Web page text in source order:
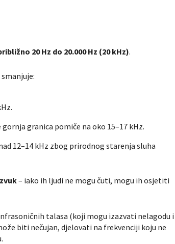
20 Hz do 20.000 Hz (20 kHz).
granica pomiče na oko 15–17 kHz.
12–14 kHz zbog prirodnog starenja sluha
– iako ih ljudi ne mogu čuti, mogu ih osjetiti
talasa (koji mogu izazvati nelagodu i
biti nečujan, djelovati na frekvenciji koju ne